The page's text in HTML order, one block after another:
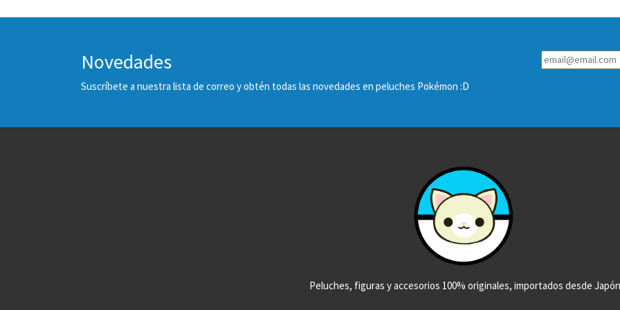
Novedades
Suscríbete a nuestra lista de correo y obtén todas las novedades en peluches Pokémon :D
Peluches, figuras y accesorios 100% originales, importados desde Japón